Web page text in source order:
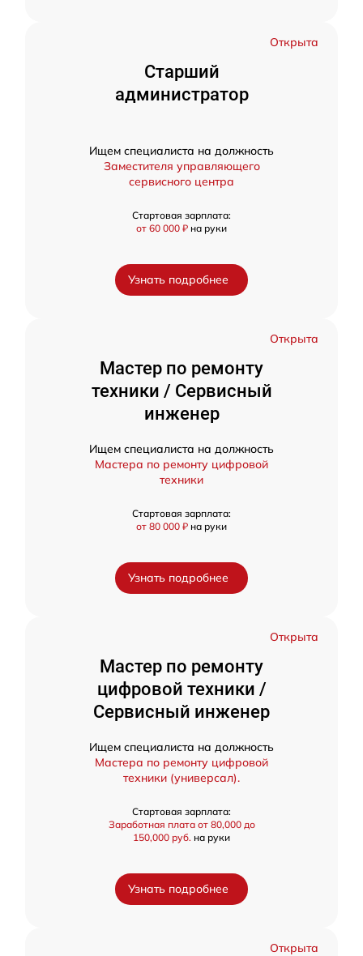
Открыта
Старший
администратор
Ищем специалиста на должность
Заместителя управляющего
сервисного центра
Стартовая зарплата:
от 60 000 ₽ на руки
Узнать подробнее
Открыта
Мастер по ремонту
техники / Сервисный
инженер
Ищем специалиста на должность
Мастера по ремонту цифровой
техники
Стартовая зарплата:
от 80 000 ₽ на руки
Узнать подробнее
Открыта
Мастер по ремонту
цифровой техники /
Сервисный инженер
Ищем специалиста на должность
Мастера по ремонту цифровой
техники (универсал).
Стартовая зарплата:
Заработная плата от 80,000 до
150,000 руб. на руки
Узнать подробнее
Открыта